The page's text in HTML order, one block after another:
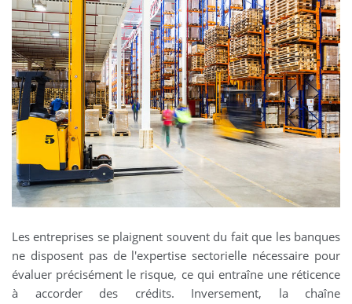
Les entreprises se plaignent souvent du fait que les banques
ne disposent pas de l'expertise sectorielle nécessaire pour
évaluer précisément le risque, ce qui entraîne une réticence
à accorder des crédits. Inversement, la chaîne